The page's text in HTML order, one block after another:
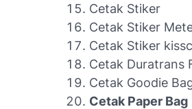
Cetak Stiker
Cetak Stiker
Cetak Stiker
Cetak Duratrans
Cetak Goodie
Cetak Paper Bag